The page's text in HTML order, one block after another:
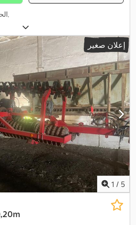
,
إعلان صغير
1 / 5